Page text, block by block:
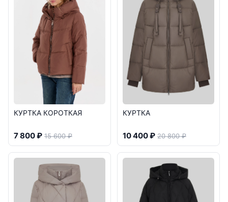
КУРТКА КОРОТКАЯ
7 800 ₽ 15 600 ₽
КУРТКА
10 400 ₽ 20 800 ₽